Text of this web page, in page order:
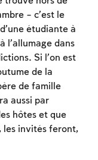
– c’est le
étudiante à
l’allumage dans
Si l’on est
de la
de famille
aussi par
hôtes et que
, les invités feront,